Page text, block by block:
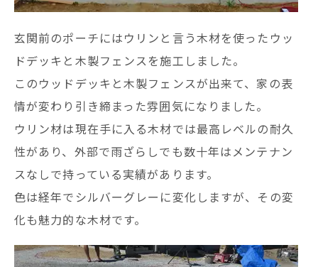
玄関前のポーチにはウリンと言う木材を使ったウッ
ドデッキと木製フェンスを施工しました。
このウッドデッキと木製フェンスが出来て、家の表
情が変わり引き締まった雰囲気になりました。
ウリン材は現在手に入る木材では最高レベルの耐久
性があり、外部で雨ざらしでも数十年はメンテナン
スなしで持っている実績があります。
色は経年でシルバーグレーに変化しますが、その変
化も魅力的な木材です。